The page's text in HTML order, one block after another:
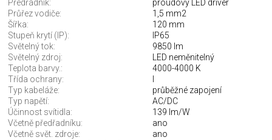
Předřadník:
proudový LED driver
Průřez vodiče:
1,5 mm2
Šířka:
120 mm
Stupeň krytí (IP):
IP65
Světelný tok:
9850 lm
Světelný zdroj:
LED neměnitelný
Teplota barvy.:
4000-4000 K
Třída ochrany:
Typ kabeláže:
průběžné zapojení
Typ napětí:
AC/DC
Účinnost svítidla:
139 lm/W
Včetně předřadníku:
ano
Včetně svět. zdroje:
ano